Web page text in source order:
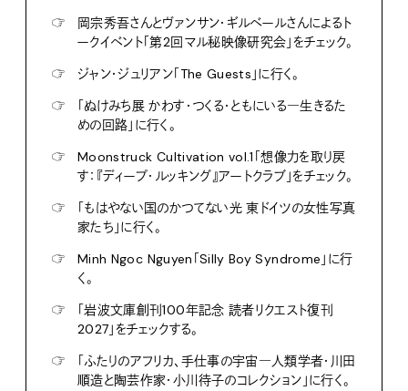
☞
岡宗秀吾さんとヴァンサン・ギルベールさんによるト
ークイベント「第2回マル秘映像研究会」をチェック。
☞
ジャン・ジュリアン「The Guests」に行く。
☞
「ぬけみち展 かわす・つくる・ともにいる―生きるた
めの回路」に行く。
☞
Moonstruck Cultivation vol.1「想像力を取り戻
す：『ディープ・ルッキング』アートクラブ」をチェック。
☞
「もはやない国のかつてない光 東ドイツの女性写真
家たち」に行く。
☞
Minh Ngoc Nguyen「Silly Boy Syndrome」に行
く。
☞
「岩波文庫創刊100年記念 読者リクエスト復刊
2027」をチェックする。
☞
「ふたりのアフリカ、手仕事の宇宙―人類学者・川田
順造と陶芸作家・小川待子のコレクション」に行く。